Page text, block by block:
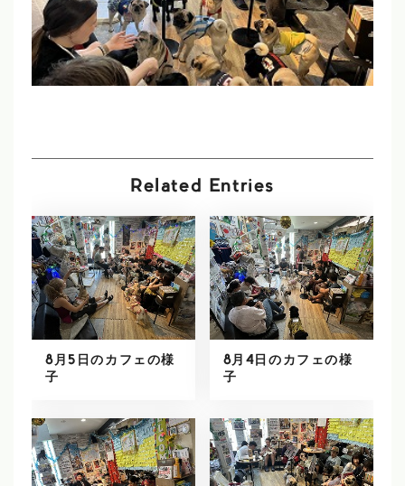
Related Entries
8月5日のカフェの様
子
8月4日のカフェの様
子